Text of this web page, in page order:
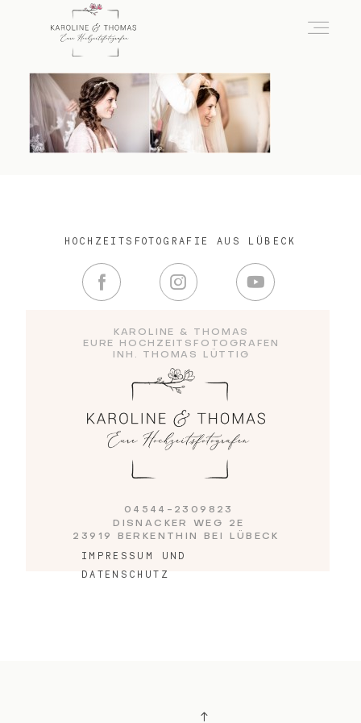
KAROLINE & THOMAS
EURE HOCHZEITSFOTOGRAFEN
INH. THOMAS LÜTTIG
IMPRESSUM UND
DATENSCHUTZ
04544-2309823
DISNACKER WEG 2E
23919 BERKENTHIN BEI LÜBECK
HOCHZEITSFOTOGRAFIE AUS LÜBECK
home
Infos / Preise
Kontakt
Blog
Impressum